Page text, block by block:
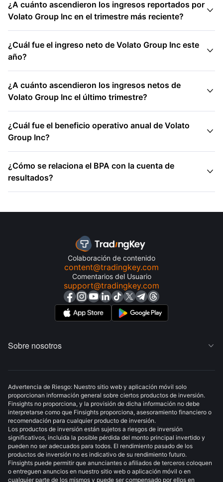
¿A cuánto ascendieron los ingresos reportados por
Volato Group Inc en el trimestre más reciente?

¿Cuál fue el ingreso neto de Volato Group Inc este
año?

¿A cuánto ascendieron los ingresos netos de
Volato Group Inc el último trimestre?

¿Cuál fue el beneficio operativo anual de Volato
Group Inc?

¿Cómo se relaciona el BPA con la cuenta de
resultados?

Colaboración de contenido
content@tradingkey.com
Comentarios del Usuario
support@tradingkey.com
Sobre nosotros 
Advertencia de Riesgo: Nuestro sitio web y aplicación móvil solo
proporcionan información general sobre ciertos productos de inversión.
Finsights no proporciona, y la provisión de dicha información no debe
interpretarse como que Finsights proporciona, asesoramiento financiero o
recomendación para cualquier producto de inversión.
Los productos de inversión están sujetos a riesgos de inversión
significativos, incluida la posible pérdida del monto principal invertido y
pueden no ser adecuados para todos. El rendimiento pasado de los
productos de inversión no es indicativo de su rendimiento futuro.
Finsights puede permitir que anunciantes o afiliados de terceros coloquen
o entreguen anuncios en nuestro sitio web o aplicación móvil o en
cualquier parte de los mismos y puede ser compensado por ellos en